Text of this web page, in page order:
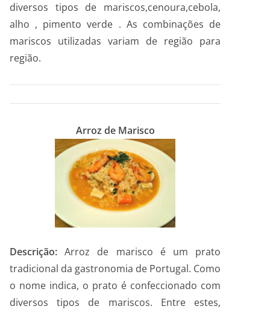
diversos tipos de mariscos,cenoura,cebola,
alho , pimento verde . As combinações de
mariscos utilizadas variam de região para
região.
Arroz de Marisco
Descrição:Arroz de marisco é um prato
tradicional da gastronomia de Portugal. Como
o nome indica, o prato é confeccionado com
diversos tipos de mariscos. Entre estes,